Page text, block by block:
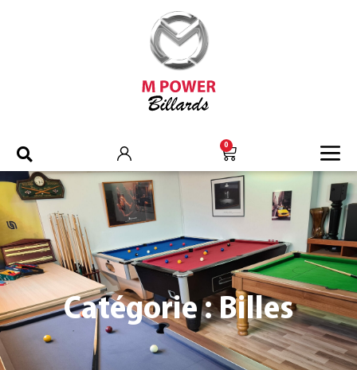
0
Catégorie : Billes